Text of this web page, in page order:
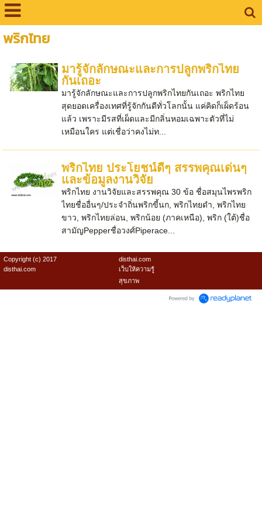
พริกไทย
มารู้จักลักษณะและการปลูกพริกไทย
กันเถอะ
มารู้จักลักษณะและการปลูกพริกไทยกันเถอะ พริกไทย
สุดยอดเครื่องเทศที่รู้จักกันดีทั่วโลกนั้น แค่คิดก็เผ็ดร้อน
แล้ว เพราะมีรสที่เผ็ดและมีกลิ่นหอมเฉพาะตัวที่ไม่
เหมือนใคร แต่เชื่อว่าคงไม่ท...
พริกไทย ประโยชน์ดีๆ สรรพคุณเด่นๆ
และข้อมูลงานวิจัย
พริกไทย งานวิจัยและสรรพคุณ 30 ข้อ ชื่อสมุนไพรพริก
ไทยชื่ออื่นๆ/ประจำถิ่นพริกขี้นก, พริกไทยดำ, พริกไทย
ขาว, พริกไทยล่อน, พริกน้อย (ภาคเหนือ), พริก (ใต้)ชื่อ
สามัญPepperชื่อวงศ์Piperace...
Copyright (c) 2017
disthai.com
disthai.com
เว็บให้ความรู้
สุขภาพ